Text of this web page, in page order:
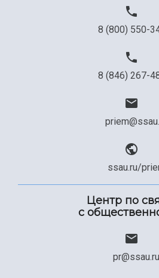
8 (800) 550-
8 (846) 267-
ssau.ru/
Центр по
с
pr@ssau.ru